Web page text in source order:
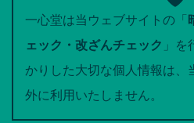
一心堂は当ウェブサイトの「
ェック・改ざんチェック 」
かりした大切な個人情報は、
外に利用いたしません。